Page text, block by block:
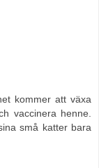
kommer att växa
vaccinera henne.
små katter bara